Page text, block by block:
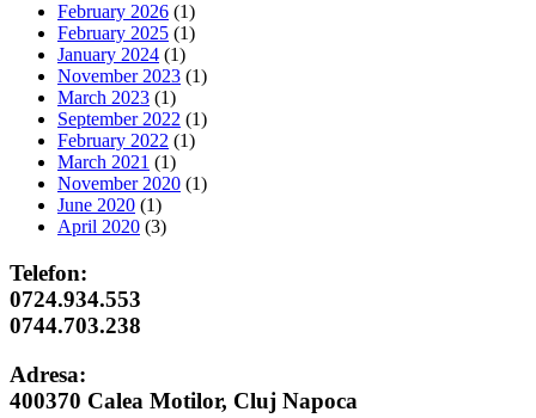
February 2026 (1)
February 2025 (1)
January 2024 (1)
November 2023 (1)
March 2023 (1)
September 2022 (1)
February 2022 (1)
March 2021 (1)
November 2020 (1)
June 2020 (1)
April 2020 (3)
Telefon:
0724.934.553
0744.703.238
Adresa:
400370 Calea Motilor, Cluj Napoca